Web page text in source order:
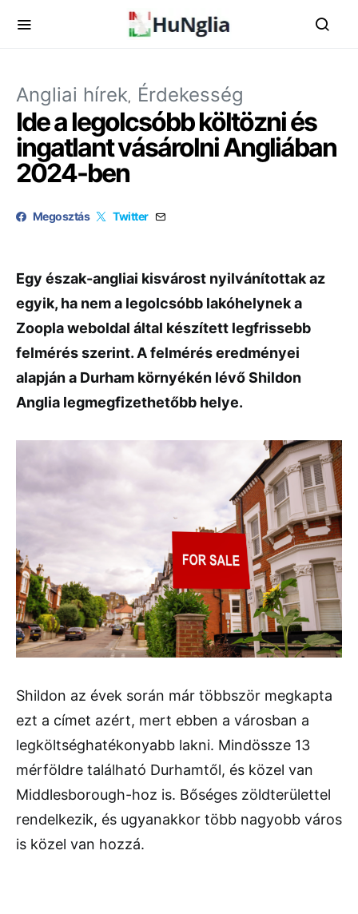
Angliai hírek Érdekesség
Ide a legolcsóbb költözni és
ingatlant vásárolni Angliában
2024-ben
Megosztás Twitter
Egy észak-angliai kisvárost nyilvánítottak az
egyik, ha nem a legolcsóbb lakóhelynek a
Zoopla weboldal által készített legfrissebb
felmérés szerint. A felmérés eredményei
alapján a Durham környékén lévő Shildon
Anglia legmegfizethetőbb helye.
Shildon az évek során már többször megkapta
ezt a címet azért, mert ebben a városban a
legköltséghatékonyabb lakni. Mindössze 13
mérföldre található Durhamtől, és közel van
Middlesborough-hoz is. Bőséges zöldterülettel
rendelkezik, és ugyanakkor több nagyobb város
is közel van hozzá.